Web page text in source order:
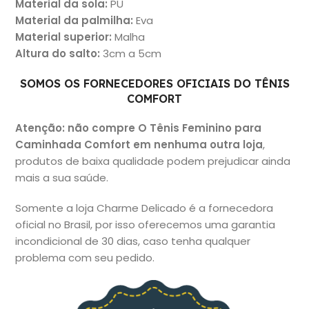
Material da sola: PU
Material da palmilha: Eva
Material superior: Malha
Altura do salto: 3cm a 5cm
SOMOS OS FORNECEDORES OFICIAIS DO TÊNIS
COMFORT
Atenção: não compre O Tênis Feminino para
Caminhada Comfort em nenhuma outra loja,
produtos de baixa qualidade podem prejudicar ainda
mais a sua saúde.
Somente a loja Charme Delicado é a fornecedora
oficial no Brasil, por isso oferecemos uma garantia
incondicional de 30 dias, caso tenha qualquer
problema com seu pedido.